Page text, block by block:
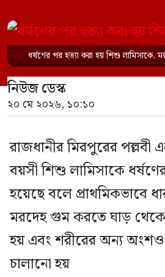
চালানো হয় এই নৃশংস
ভাড়াটিয়া সোহেল রানা (৩০) ও
আক্তারকে (২৬) মাত্র ৭
ধর্ষণের পর হত্যা করা হয় শিশু লামিসাকে,
নিউজ ডেস্ক
২০ মে ২০২৬, ১০:১০
রাজধানীর মিরপুরের পল্লবী
বয়সী শিশু লামিসাকে
হয়েছে বলে প্রাথমিকভাবে
মরদেহ গুম করতে ঘাড় থেকে
হয় এবং শরীরের অন্য অংশও
চালানো হয়